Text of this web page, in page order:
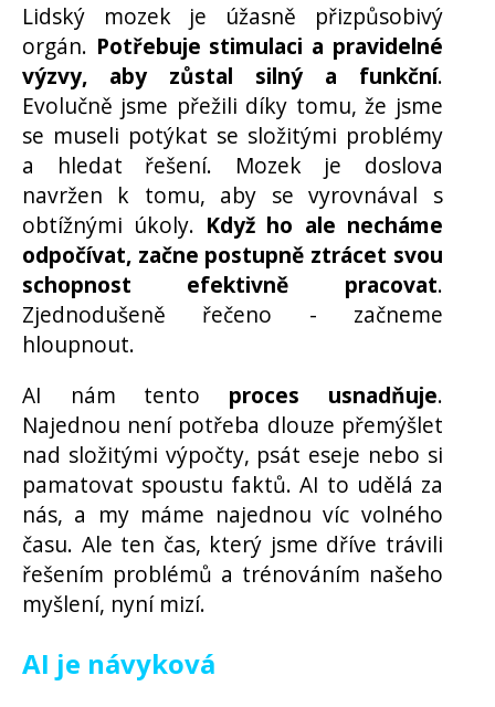
Lidský mozek je úžasně přizpůsobivý
orgán. Potřebuje stimulaci a pravidelné
výzvy, aby zůstal silný a funkční.
Evolučně jsme přežili díky tomu, že jsme
se museli potýkat se složitými problémy
a hledat řešení. Mozek je doslova
navržen k tomu, aby se vyrovnával s
obtížnými úkoly. Když ho ale necháme
odpočívat, začne postupně ztrácet svou
schopnost efektivně pracovat.
Zjednodušeně řečeno - začneme
hloupnout.
AI nám tento proces usnadňuje.
Najednou není potřeba dlouze přemýšlet
nad složitými výpočty, psát eseje nebo si
pamatovat spoustu faktů. AI to udělá za
nás, a my máme najednou víc volného
času. Ale ten čas, který jsme dříve trávili
řešením problémů a trénováním našeho
myšlení, nyní mizí.
AI je návyková